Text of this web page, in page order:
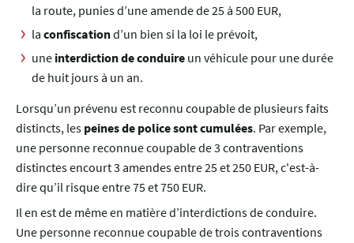
la route, punies d’une amende de 25 à 500 EUR,
la confiscationd’un bien si la loi le prévoit,
une interdiction de conduire un véhicule pour une durée
de huit jours à un an.
Lorsqu’un prévenu est reconnu coupable de plusieurs faits
distincts, les peines de police sont cumulées. Par exemple,
une personne reconnue coupable de 3 contraventions
distinctes encourt 3 amendes entre 25 et 250 EUR, c'est-à-
dire qu’il risque entre 75 et 750 EUR.
Il en est de même en matière d’interdictions de conduire.
Une personne reconnue coupable de trois contraventions